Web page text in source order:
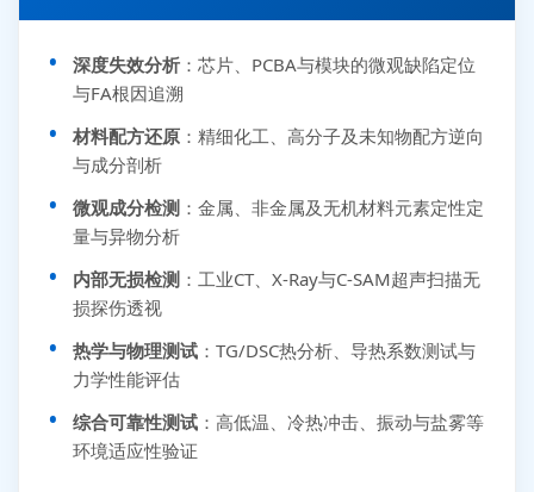
深度失效分析 ：芯片、PCBA与模块的微观缺陷定位
与FA根因追溯
材料配方还原 ：精细化工、高分子及未知物配方逆向
与成分剖析
微观成分检测 ：金属、非金属及无机材料元素定性定
量与异物分析
内部无损检测 ：工业CT、X-Ray与C-SAM超声扫描无
损探伤透视
热学与物理测试 ：TG/DSC热分析、导热系数测试与
力学性能评估
综合可靠性测试 ：高低温、冷热冲击、振动与盐雾等
环境适应性验证